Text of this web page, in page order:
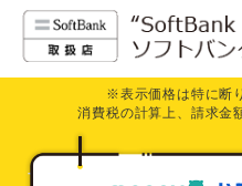
※表示価格は特に断
消費税の計算上、請求金